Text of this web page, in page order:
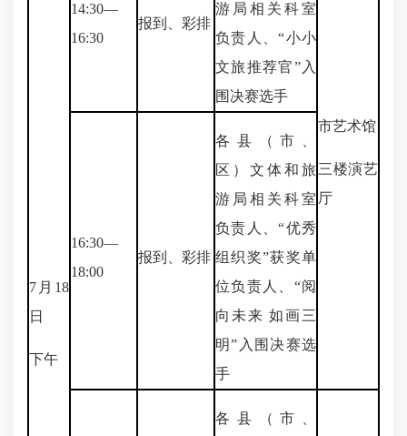
7月18
日
下午
14:30—
16:30
报到、彩排
游局相关科室
负责人、“小小
文旅推荐官”入
围决赛选手
市艺术馆
三楼演艺
厅
16:30—
18:00
报到、彩排
各县（市、
区）文体和旅
游局相关科室
负责人、“优秀
组织奖”获奖单
位负责人、“阅
向未来 如画三
明”入围决赛选
手
各县（市、